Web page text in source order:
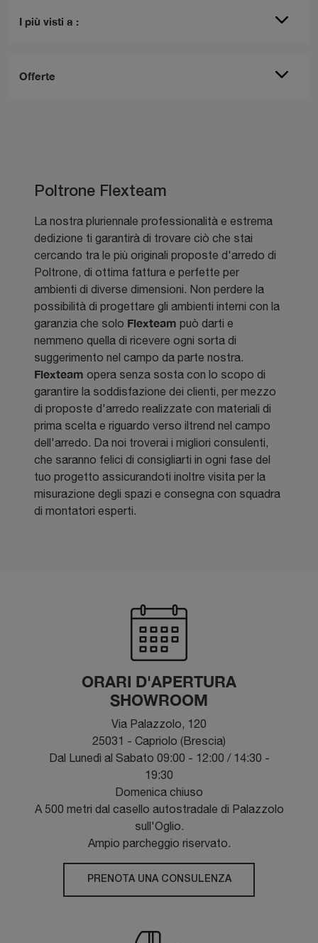
I più visti a :
Offerte
Poltrone Flexteam
La nostra pluriennale professionalità e estrema
dedizione ti garantirà di trovare ciò che stai
cercando tra le più originali proposte d'arredo di
Poltrone, di ottima fattura e perfette per
ambienti di diverse dimensioni. Non perdere la
possibilità di progettare gli ambienti interni con la
garanzia che solo Flexteam può darti e
nemmeno quella di ricevere ogni sorta di
suggerimento nel campo da parte nostra.
Flexteam opera senza sosta con lo scopo di
garantire la soddisfazione dei clienti, per mezzo
di proposte d'arredo realizzate con materiali di
prima scelta e riguardo verso iltrend nel campo
dell'arredo. Da noi troverai i migliori consulenti,
che saranno felici di consigliarti in ogni fase del
tuo progetto assicurandoti inoltre visita per la
misurazione degli spazi e consegna con squadra
di montatori esperti.
ORARI D'APERTURA
SHOWROOM
Via Palazzolo, 120
25031 - Capriolo (Brescia)
Dal Lunedì al Sabato 09:00 - 12:00 / 14:30 -
19:30
Domenica chiuso
A 500 metri dal casello autostradale di Palazzolo
sull'Oglio.
Ampio parcheggio riservato.
PRENOTA UNA CONSULENZA